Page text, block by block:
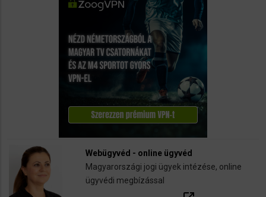
Webügyvéd - online ügyvéd
Magyarországi jogi ügyek intézése, online
ügyvédi megbízással